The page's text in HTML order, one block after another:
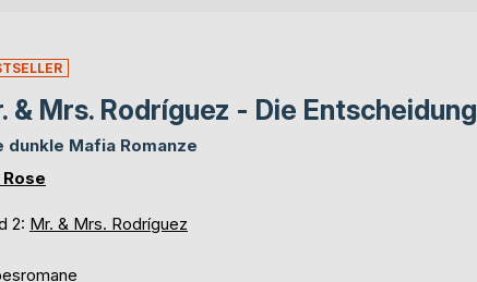
& Mrs. Rodríguez - Die Entscheidung
dunkle Mafia Romanze
Rose
2: Mr. & Mrs. Rodríguez